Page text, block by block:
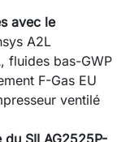
avec le
A2L
fluides bas-GWP
F-Gas EU
ventilé
SILAG2525P-